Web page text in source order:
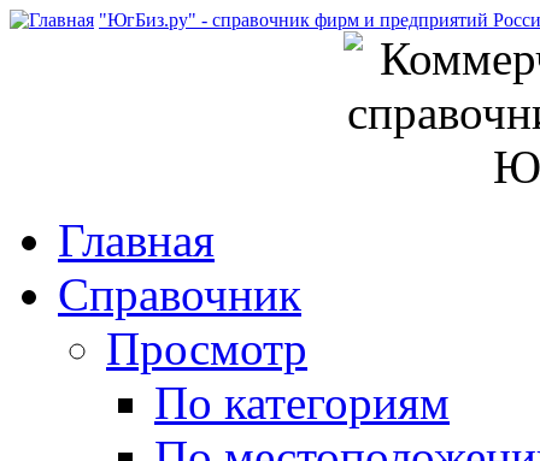
"ЮгБиз.ру" - справочник фирм и предприятий
Главная
Справочник
Просмотр
По категориям